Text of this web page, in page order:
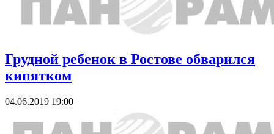
Грудной ребенок в Ростове обварился
кипятком
04.06.2019 19:00